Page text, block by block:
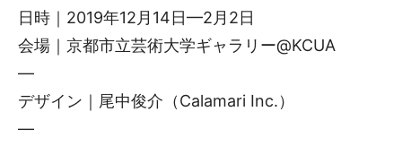
日時｜2019年12月14日—2月2日
会場｜京都市立芸術大学ギャラリー@KCUA
—
デザイン｜尾中俊介（Calamari Inc.）
—